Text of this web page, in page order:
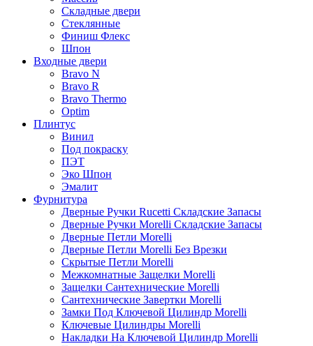
Складные двери
Стеклянные
Финиш Флекс
Шпон
Входные двери
Bravo N
Bravo R
Bravo Thermo
Optim
Плинтус
Винил
Под покраску
ПЭТ
Эко Шпон
Эмалит
Фурнитура
Дверные Ручки Rucetti Складские Запасы
Дверные Ручки Morelli Складские Запасы
Дверные Петли Morelli
Дверные Петли Morelli Без Врезки
Скрытые Петли Morelli
Межкомнатные Защелки Morelli
Защелки Сантехнические Morelli
Сантехнические Завертки Morelli
Замки Под Ключевой Цилиндр Morelli
Ключевые Цилиндры Morelli
Накладки На Ключевой Цилиндр Morelli